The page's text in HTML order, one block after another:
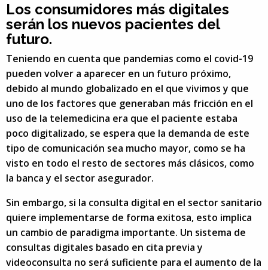
Los consumidores más digitales
serán los nuevos pacientes del
futuro.
Teniendo en cuenta que pandemias como el covid-19
pueden volver a aparecer en un futuro próximo,
debido al mundo globalizado en el que vivimos y que
uno de los factores que generaban más fricción en el
uso de la telemedicina era que el paciente estaba
poco digitalizado, se espera que la demanda de este
tipo de comunicación sea mucho mayor, como se ha
visto en todo el resto de sectores más clásicos, como
la banca y el sector asegurador.
Sin embargo, si la consulta digital en el sector sanitario
quiere implementarse de forma exitosa, esto implica
un cambio de paradigma importante. Un sistema de
consultas digitales basado en cita previa y
videoconsulta no será suficiente para el aumento de la